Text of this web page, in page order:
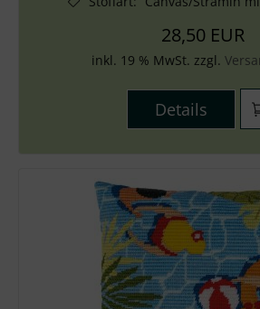
28,50 EUR
inkl. 19 % MwSt. zzgl.
Details